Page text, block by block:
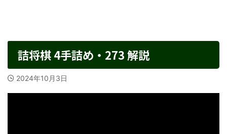
詰将棋 4手詰め・273 解説
2024年10月3日